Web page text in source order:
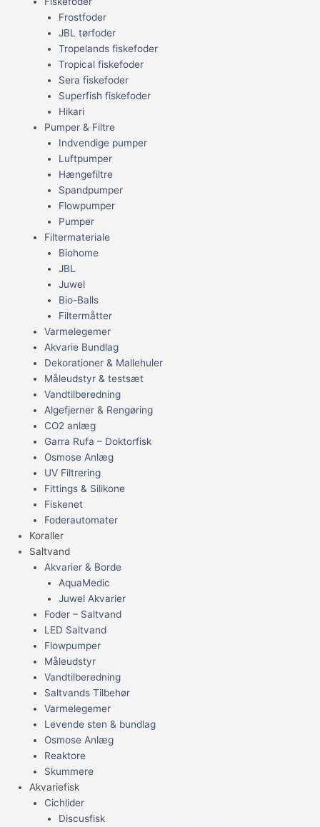
Frostfoder
JBL tørfoder
Tropelands fiskefoder
Tropical fiskefoder
Sera fiskefoder
Superfish fiskefoder
Hikari
Pumper & Filtre
Indvendige pumper
Luftpumper
Hængefiltre
Spandpumper
Flowpumper
Pumper
Filtermateriale
Biohome
JBL
Juwel
Bio-Balls
Filtermåtter
Varmelegemer
Akvarie Bundlag
Dekorationer & Mallehuler
Måleudstyr & testsæt
Vandtilberedning
Algefjerner & Rengøring
CO2 anlæg
Garra Rufa – Doktorfisk
Osmose Anlæg
UV Filtrering
Fittings & Silikone
Fiskenet
Foderautomater
Koraller
Saltvand
Akvarier & Borde
AquaMedic
Juwel Akvarier
Foder – Saltvand
LED Saltvand
Flowpumper
Måleudstyr
Vandtilberedning
Saltvands Tilbehør
Varmelegemer
Levende sten & bundlag
Osmose Anlæg
Reaktore
Skummere
Akvariefisk
Cichlider
Discusfisk